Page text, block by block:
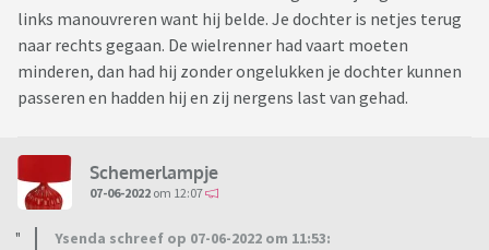
links manouvreren want hij belde. Je dochter is netjes terug
naar rechts gegaan. De wielrenner had vaart moeten
minderen, dan had hij zonder ongelukken je dochter kunnen
passeren en hadden hij en zij nergens last van gehad.
Schemerlampje
07-06-2022 om 12:07
Ysenda schreef op 07-06-2022 om 11:53: